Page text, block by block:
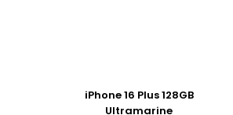
iPhone 16 Plus 128GB
Ultramarine